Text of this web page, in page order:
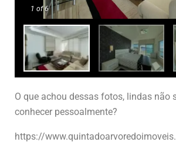
1 of 6
O que achou dessas fotos, lindas não
conhecer pessoalmente?
https://